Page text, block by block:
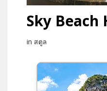
Sky Beach
in สตูล